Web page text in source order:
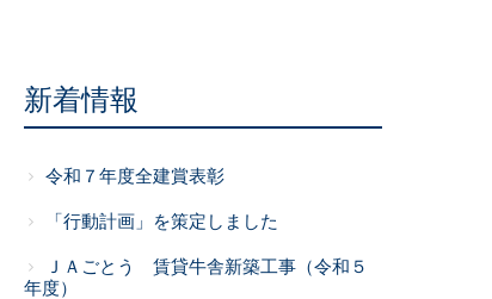
新着情報
令和７年度全建賞表彰
「行動計画」を策定しました
ＪＡごとう 賃貸牛舎新築工事（令和５
年度）